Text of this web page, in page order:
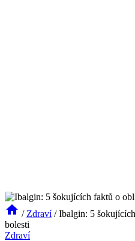
/ Zdraví / Ibalgin: 5
bolesti
Zdraví